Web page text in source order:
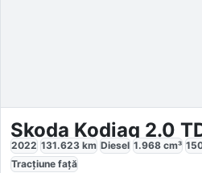
Skoda Kodiaq 2.0
2022 131.623 km Diesel 1.968 cm³
Tracțiune față